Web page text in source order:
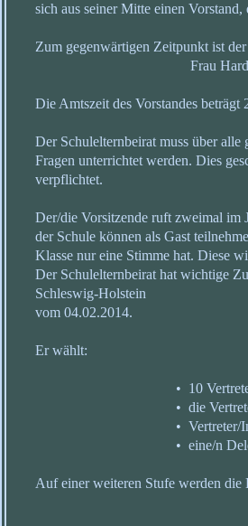
sich aus seiner Mitte einen
Zum gegenwärtigen Zeitpunkt ist
Frau Hardekopf(2.
Die Amtszeit des Vorstandes beträgt
Der Schulelternbeirat muss über alle
Fragen unterrichtet werden. Dies
verpflichtet.
Der/die Vorsitzende ruft zweimal im
der Schule können als Gast
Klasse nur eine Stimme hat. Diese
Der Schulelternbeirat hat wichtige
Schleswig-Holstein
vom 04.02.2014.
Er wählt:
• 10 Vertreter/Innen der
• die Vertreter/Innen
• Vertreter/Innen der
• eine/n Delegierte/n für
Auf einer weiteren Stufe werden die